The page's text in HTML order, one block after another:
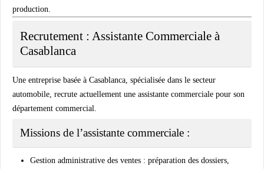
production.
Recrutement : Assistante Commerciale à
Casablanca
Une entreprise basée à Casablanca, spécialisée dans le secteur
automobile, recrute actuellement une assistante commerciale pour son
département commercial.
Missions de l’assistante commerciale :
Gestion administrative des ventes : préparation des dossiers,